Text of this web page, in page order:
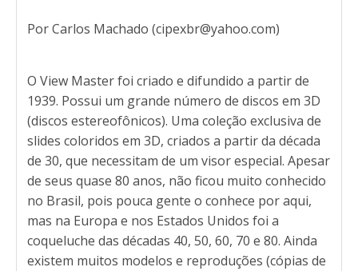
Por Carlos Machado (cipexbr@yahoo.com)
O View Master foi criado e difundido a partir de
1939. Possui um grande número de discos em 3D
(discos estereofônicos). Uma coleção exclusiva de
slides coloridos em 3D, criados a partir da década
de 30, que necessitam de um visor especial. Apesar
de seus quase 80 anos, não ficou muito conhecido
no Brasil, pois pouca gente o conhece por aqui,
mas na Europa e nos Estados Unidos foi a
coqueluche das décadas 40, 50, 60, 70 e 80. Ainda
existem muitos modelos e reproduções (cópias de